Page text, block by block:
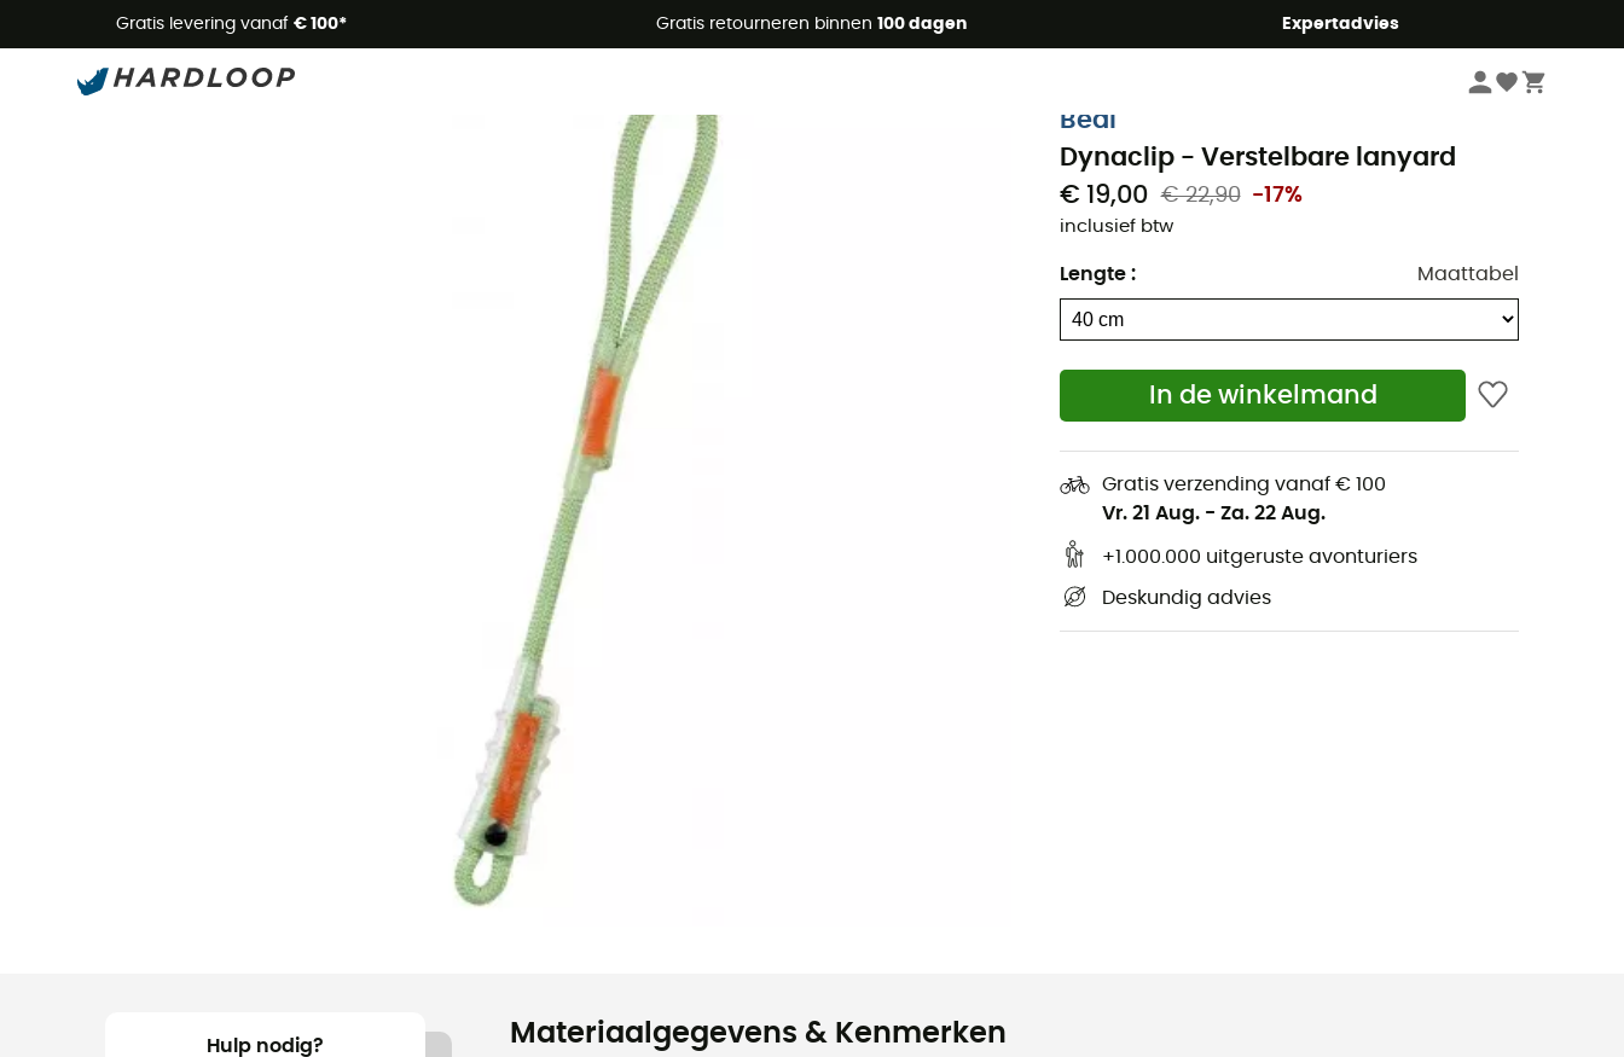
Gratis levering vanaf € 100* Gratis retourneren binnen 100 dagen Expertadvies
Zomeraanbiedingen 🔥 -5% EXTRA vanaf 2 producten* met code Summer5
Beal
Dynaclip - Verstelbare lanyard
€ 19,00 € 22,90 -17%
inclusief btw
Lengte : Maattabel
In de winkelmand
Gratis verzending vanaf € 100
Vr. 21 Aug. - Za. 22 Aug.
+1.000.000 uitgeruste avonturiers
Deskundig advies
Hulp nodig?
Materiaalgegevens & Kenmerken